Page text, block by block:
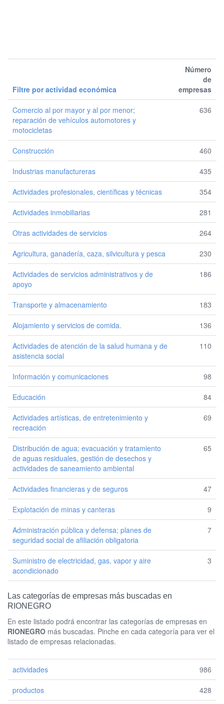
Filtre por actividad económica
Número
de
empresas
Comercio al por mayor y al por menor;
reparación de vehículos automotores y
motocicletas
636
Construcción 460
Industrias manufactureras 435
Actividades profesionales, científicas y técnicas 354
Actividades inmobiliarias 281
Otras actividades de servicios 264
Agricultura, ganadería, caza, silvicultura y pesca 230
Actividades de servicios administrativos y de
apoyo
186
Transporte y almacenamiento 183
Alojamiento y servicios de comida. 136
Actividades de atención de la salud humana y de
asistencia social
110
Información y comunicaciones 98
Educación 84
Actividades artísticas, de entretenimiento y
recreación
69
Distribución de agua; evacuación y tratamiento
de aguas residuales, gestión de desechos y
actividades de saneamiento ambiental
65
Actividades financieras y de seguros 47
Explotación de minas y canteras 9
Administración pública y defensa; planes de
seguridad social de afiliación obligatoria
7
Suministro de electricidad, gas, vapor y aire
acondicionado
3
Las categorías de empresas más buscadas en
RIONEGRO
En este listado podrá encontrar las categorías de empresas en
RIONEGRO más buscadas. Pinche en cada categoría para ver el
listado de empresas relacionadas.
actividades 986
productos 428